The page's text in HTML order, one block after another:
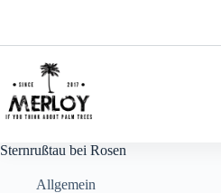
Sternrußtau bei Rosen
Allgemein